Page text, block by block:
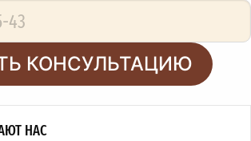
КОНСУЛЬТАЦИЮ
НАС